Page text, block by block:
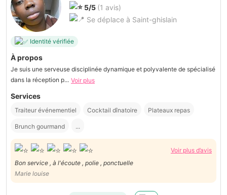
5/5 (1 avis)
Se déplace à Saint-ghislain
Identité vérifiée
À propos
Je suis une serveuse disciplinée dynamique et polyvalente de spécialisé
dans la réception p... Voir plus
Services
Traiteur événementiel Cocktail dînatoire Plateaux repas
Brunch gourmand ...
Voir plus d’avis
Bon service , à l'écoute , polie , ponctuelle
Marie louise